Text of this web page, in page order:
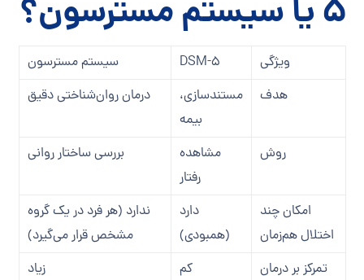
5 یا سیستم مسترسون؟
ویژگی DSM-5
سیستم مسترسون
هدف
مستندسازی،
بیمه
درمان روان‌شناختی دقیق
روش
مشاهده
رفتار
بررسی ساختار روانی
امکان چند
اختلال هم‌زمان
دارد
(همبودی)
ندارد (هر فرد در یک گروه
مشخص قرار می‌گیرد)
تمرکز بر درمان
کم
زیاد